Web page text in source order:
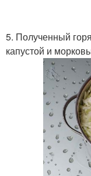
5. Полученный
капустой и